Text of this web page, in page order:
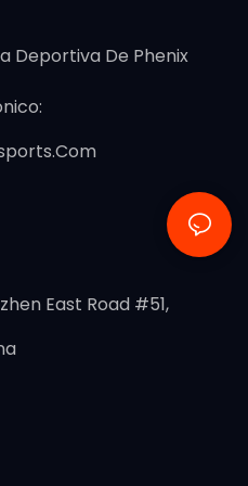
Deportiva De Phenix
East Road #51,